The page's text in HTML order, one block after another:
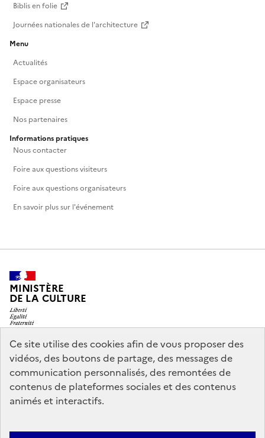
Ce site utilise des cookies afin de vous proposer des
vidéos, des boutons de partage, des messages de
communication personnalisés, des remontées de
contenus de plateformes sociales et des contenus
animés et interactifs.
Biblis en folie
Journées nationales de l'architecture
Menu
Actualités
Espace organisateurs
Espace presse
Nos partenaires
Informations pratiques
Nous contacter
Foire aux questions visiteurs
Foire aux questions organisateurs
En savoir plus sur l'événement
MINISTÈRE
DE LA CULTURE
legifrance.gouv.fr
info.gouv.fr
service-public.gouv.fr
data.gouv.fr